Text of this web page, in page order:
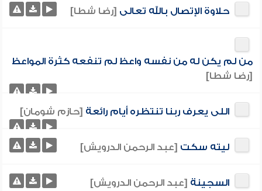
حلاوة الإتصال بالله تعالى [رضا شطا]
من لم يكن له من نفسه واعظ لم تنفعه كثرة المواعظ
[رضا شطا]
اللى يعرف ربنا تنتظره أيام رائعة [حازم شومان]
ليته سكت [عبد الرحمن الدرويش]
السجينة [عبد الرحمن الدرويش]